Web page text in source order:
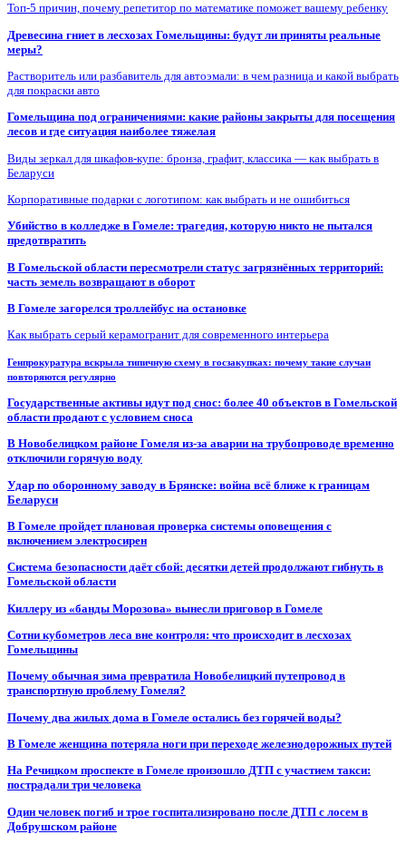
Топ-5 причин, почему репетитор по математике поможет вашему ребенку
Древесина гниет в лесхозах Гомельщины: будут ли приняты реальные
меры?
Растворитель или разбавитель для автоэмали: в чем разница и какой выбрать
для покраски авто
Гомельщина под ограничениями: какие районы закрыты для посещения
лесов и где ситуация наиболее тяжелая
Виды зеркал для шкафов-купе: бронза, графит, классика — как выбрать в
Беларуси
Корпоративные подарки с логотипом: как выбрать и не ошибиться
Убийство в колледже в Гомеле: трагедия, которую никто не пытался
предотвратить
В Гомельской области пересмотрели статус загрязнённых территорий:
часть земель возвращают в оборот
В Гомеле загорелся троллейбус на остановке
Как выбрать серый керамогранит для современного интерьера
Генпрокуратура вскрыла типичную схему в госзакупках: почему такие случаи
повторяются регулярно
Государственные активы идут под снос: более 40 объектов в Гомельской
области продают с условием сноса
В Новобелицком районе Гомеля из-за аварии на трубопроводе временно
отключили горячую воду
Удар по оборонному заводу в Брянске: война всё ближе к границам
Беларуси
В Гомеле пройдет плановая проверка системы оповещения с
включением электросирен
Система безопасности даёт сбой: десятки детей продолжают гибнуть в
Гомельской области
Киллеру из «банды Морозова» вынесли приговор в Гомеле
Сотни кубометров леса вне контроля: что происходит в лесхозах
Гомельщины
Почему обычная зима превратила Новобелицкий путепровод в
транспортную проблему Гомеля?
Почему два жилых дома в Гомеле остались без горячей воды?
В Гомеле женщина потеряла ноги при переходе железнодорожных путей
На Речицком проспекте в Гомеле произошло ДТП с участием такси:
пострадали три человека
Один человек погиб и трое госпитализировано после ДТП с лосем в
Добрушском районе